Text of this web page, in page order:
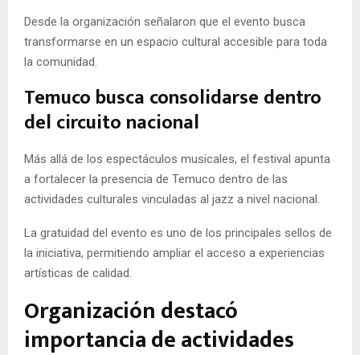
Desde la organización señalaron que el evento busca
transformarse en un espacio cultural accesible para toda
la comunidad.
Temuco busca consolidarse dentro
del circuito nacional
Más allá de los espectáculos musicales, el festival apunta
a fortalecer la presencia de Temuco dentro de las
actividades culturales vinculadas al jazz a nivel nacional.
La gratuidad del evento es uno de los principales sellos de
la iniciativa, permitiendo ampliar el acceso a experiencias
artísticas de calidad.
Organización destacó
importancia de actividades